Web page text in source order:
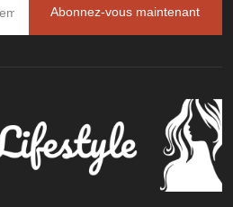
Abonnez-vous maintenant